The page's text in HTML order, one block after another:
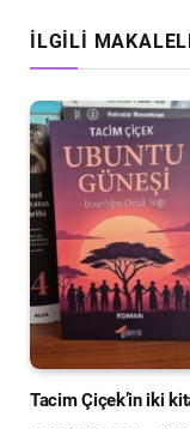
İLGILI
Tacim Çiçek’in iki